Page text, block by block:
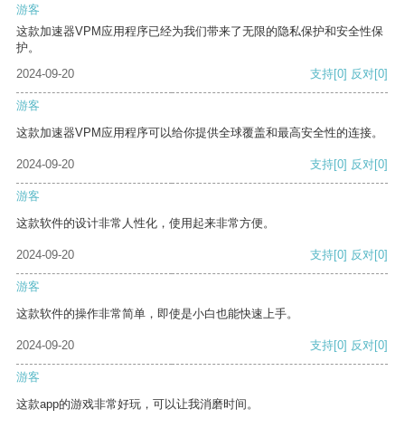
游客
这款加速器VPM应用程序已经为我们带来了无限的隐私保护和安全性保
护。
2024-09-20
支持[0] 反对[0]
游客
这款加速器VPM应用程序可以给你提供全球覆盖和最高安全性的连接。
2024-09-20 支持[0] 反对[0]
游客
这款软件的设计非常人性化，使用起来非常方便。
2024-09-20 支持[0] 反对[0]
游客
这款软件的操作非常简单，即使是小白也能快速上手。
2024-09-20 支持[0] 反对[0]
游客
这款app的游戏非常好玩，可以让我消磨时间。